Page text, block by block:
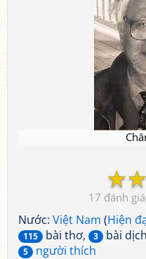
☆
☆
17
Nước: Việt Nam (Hiện
115 bài thơ, 3 bài dịch
5
người thích